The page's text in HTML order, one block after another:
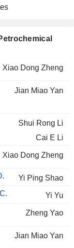
Xiao Dong Zheng
Jian Miao Yan
Shui Rong Li
Cai E Li
Xiao Dong Zheng
Yi Ping Shao
Yi Yu
Zheng Yao
Jian Miao Yan